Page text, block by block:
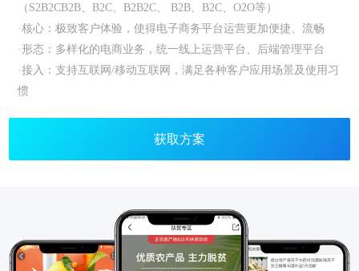
（S2B2CB2B、B2C、B2B2C、 B2B、B2C、O2O等）
·核心：极致客户体验，使得电子商务平台运营更加便捷、流畅
·形态：多样化的电商业务，统一线上运营平台、后端管理平台
·接入：支持互联网/移动互联网，满足各种客户应用场景及使用习
惯
获取方案